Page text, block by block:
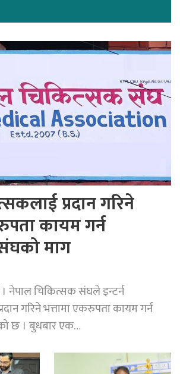
प्रदान गरिने
कायम गर्न
माग
नेपाल चिकित्सक संघले इन्टर्न
गरिने भत्तामा एकरुपता कायम गर्न
छ । बुधबार एक…